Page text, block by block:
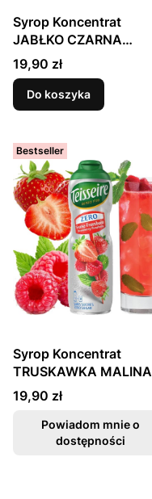
Syrop Koncentrat
JABŁKO CZARNA
PORZECZKA MALINA
Apple Berrylicious
Raspberry BEZ CUKRU
600ml TEISSEIRE
Cena
19,90 zł
Do koszyka
Bestseller
Syrop Koncentrat
TRUSKAWKA MALINA
Strawberry Raspberry
BEZ CUKRU 600ml
TEISSEIRE
Cena
19,90 zł
Powiadom mnie o
dostępności